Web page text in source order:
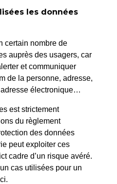
accompagner, et orienter
Il apporte son appui à
associations caritatives
vous reçoit
- 11h30 / 14h - 16h
les données
certain nombre de
auprès des usagers, car
et communiquer
de la personne, adresse,
électronique…
est strictement
du règlement
des données
peut exploiter ces
cadre d’un risque avéré.
cas utilisées pour un